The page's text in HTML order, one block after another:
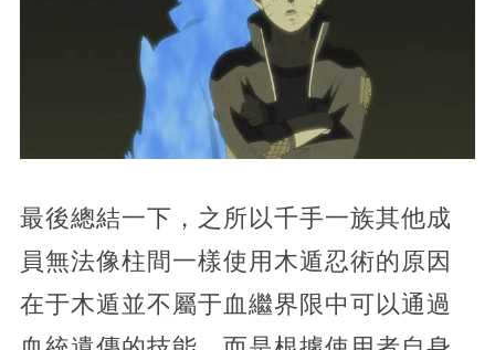
最後總結一下，之所以千手一族其他成
員無法像柱間一樣使用木遁忍術的原因
在于木遁並不屬于血繼界限中可以通過